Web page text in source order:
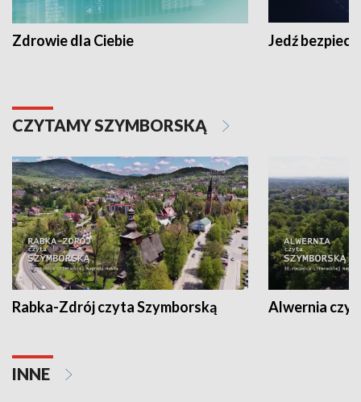
Zdrowie dla Ciebie Jedź
CZYTAMY SZYMBORSKĄ
Rabka-Zdrój czyta Szymborską Alwernia
INNE